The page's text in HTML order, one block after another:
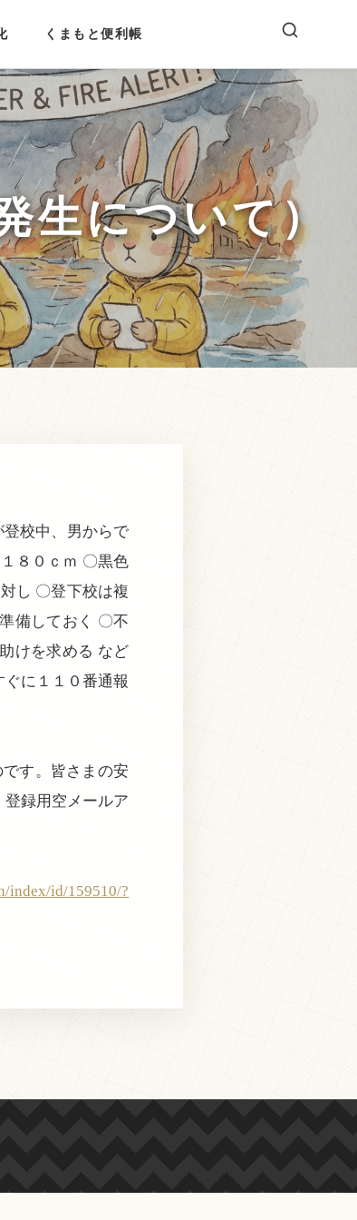
くまもと便利帳
生について）
校中、男からで
８０ｃｍ 〇黒色
し 〇登下校は複
備しておく 〇不
けを求める など
に１１０番通報
す。皆さまの安
録用空メールア
index/id/159510/?